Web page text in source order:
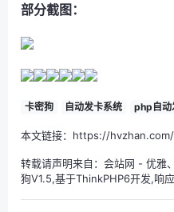
部分截图：
卡密狗 自动发卡系统 php自动
本文链接：https://
转载请声明来自： 会站网 - 优雅
狗V1.5,基于ThinkPHP6开发,响